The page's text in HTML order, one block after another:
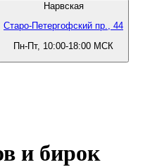
Нарвская
Старо-Петергофский пр., 44
Пн-Пт, 10:00-18:00 МСК
и бирок